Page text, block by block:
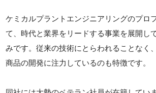
ケミカルプラントエンジニアリングのプロ
て、時代と業界をリードする事業を展開し
みです。従来の技術にとらわれることなく
商品の開発に注力しているのも特徴です。